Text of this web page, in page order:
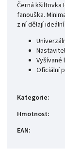
Černá kšiltovka
fanouška.
z ní dělají
Vyšívané
Oficiální
Kategorie:
Hmotnost:
EAN: